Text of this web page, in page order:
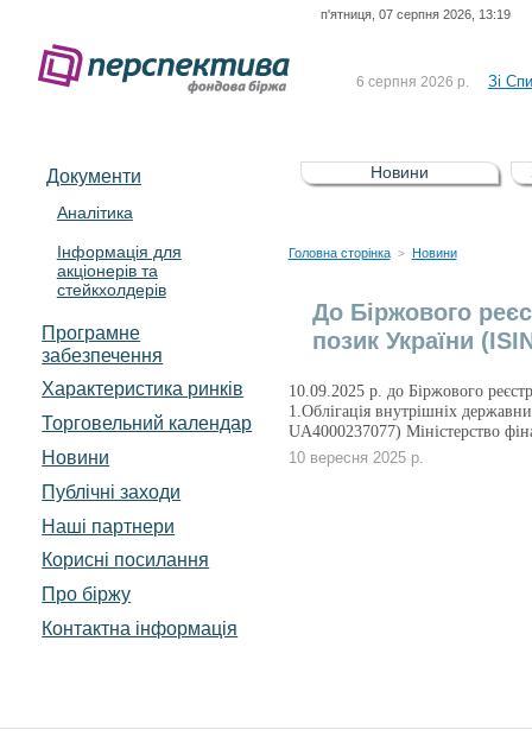
п'ятниця, 07 серпня 2026, 13:19
6 серпня 2026 р. Зі
5 серпня 2026 р.
Зі
UA4000232607)
4 серпня 2026 р.
Документи
Аналітика
Інформація для
акціонерів та
стейкхолдерів
Програмне
забезпечення
Характеристика pинків
Торговельний календар
Новини
Публічні заходи
Наші партнери
Корисні посилання
Про біржу
Контактна інформація
Новини
Головна сторінка > Новини
До Біржового
позик України
10.09.2025 р. до Біржового
1.Облігація внутрішніх
UA4000237077) Міністерство
10 вересня 2025 р.